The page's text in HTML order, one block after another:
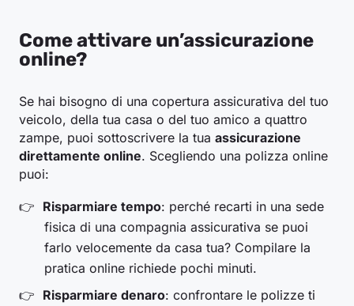
Come attivare un’assicurazione
online?
Se hai bisogno di una copertura assicurativa del tuo
veicolo, della tua casa o del tuo amico a quattro
zampe, puoi sottoscrivere la tua assicurazione
direttamente online. Scegliendo una polizza online
puoi:
Risparmiare tempo: perché recarti in una sede
fisica di una compagnia assicurativa se puoi
farlo velocemente da casa tua? Compilare la
pratica online richiede pochi minuti.
Risparmiare denaro: confrontare le polizze ti